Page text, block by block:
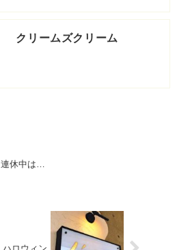
クリームズクリーム
連休中は…